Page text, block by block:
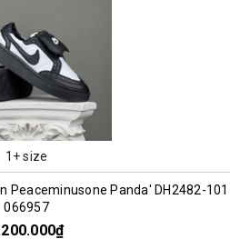
1+ size
Peaceminusone Panda' DH2482-101
066957